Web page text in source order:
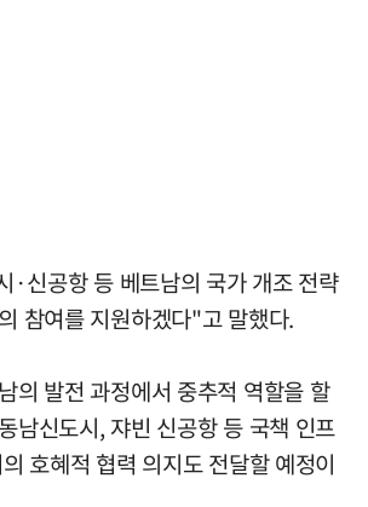
·신공항 등 베트남의 국가 개조 전략
참여를 지원하겠다"고 말했다.
의 발전 과정에서 중추적 역할을 할
남신도시, 쟈빈 신공항 등 국책 인프
호혜적 협력 의지도 전달할 예정이